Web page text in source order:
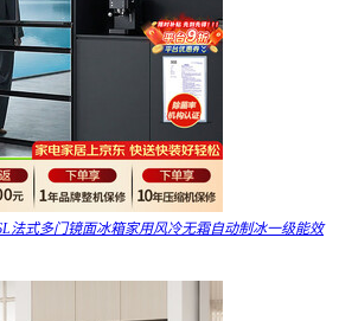
法式多门镜面冰箱家用风冷无霜自动制冰一级能效